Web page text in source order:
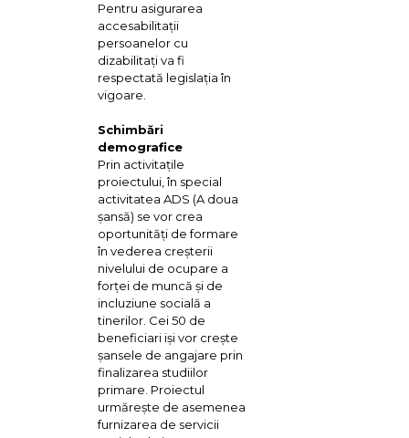
Pentru asigurarea
accesabilitaţii
persoanelor cu
dizabilitaţi va fi
respectată legislaţia în
vigoare.
Schimbări
demografice
Prin activitaţile
proiectului, în special
activitatea ADS (A doua
şansă) se vor crea
oportunităţi de formare
în vederea creşterii
nivelului de ocupare a
forţei de muncă şi de
incluziune socială a
tinerilor. Cei 50 de
beneficiari işi vor creşte
şansele de angajare prin
finalizarea studiilor
primare. Proiectul
urmăreşte de asemenea
furnizarea de servicii